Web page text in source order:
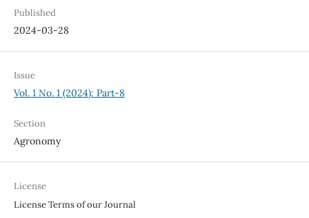
Published
2024-03-28
Issue
Vol. 1 No. 1 (2024): Part-8
Section
Agronomy
License
License Terms of our Journal